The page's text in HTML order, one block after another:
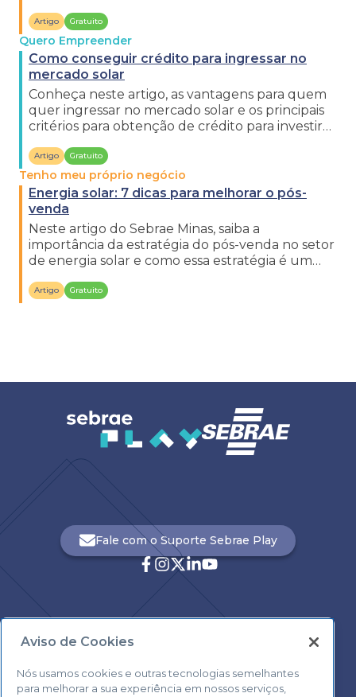
Artigo Gratuito
Quero Empreender
Como conseguir crédito para ingressar no
mercado solar
Conheça neste artigo, as vantagens para quem
quer ingressar no mercado solar e os principais
critérios para obtenção de crédito para investir
Artigo Gratuito
Tenho meu próprio negócio
Energia solar: 7 dicas para melhorar o pós-
venda
Neste artigo do Sebrae Minas, saiba a
importância da estratégia do pós-venda no setor
de energia solar e como essa estratégia é um
Artigo Gratuito
0800 570 0800
Fale com o Suporte Sebrae Play
Aviso de Cookies
Nós usamos cookies e outras tecnologias semelhantes
para melhorar a sua experiência em nossos serviços,